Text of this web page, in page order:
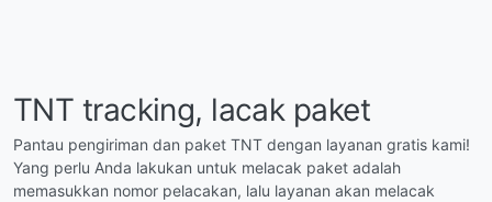
TNT tracking, lacak paket
Pantau pengiriman dan paket TNT dengan layanan gratis kami!
Yang perlu Anda lakukan untuk melacak paket adalah
memasukkan nomor pelacakan, lalu layanan akan melacak